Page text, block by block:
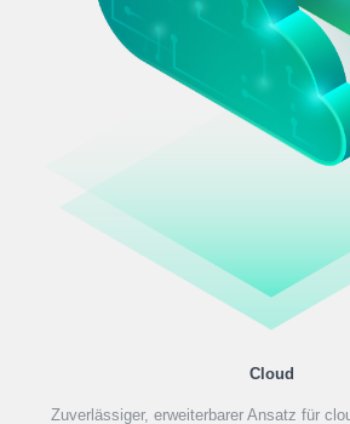
Cloud
Zuverlässiger, erweiterbarer Ansatz für